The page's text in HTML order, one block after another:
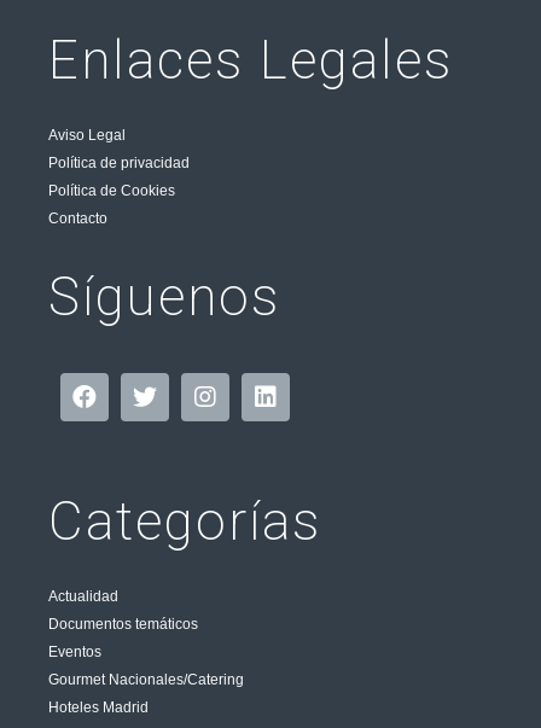
Enlaces Legales
Aviso Legal
Política de privacidad
Política de Cookies
Contacto
Síguenos
Categorías
Actualidad
Documentos temáticos
Eventos
Gourmet Nacionales/Catering
Hoteles Madrid